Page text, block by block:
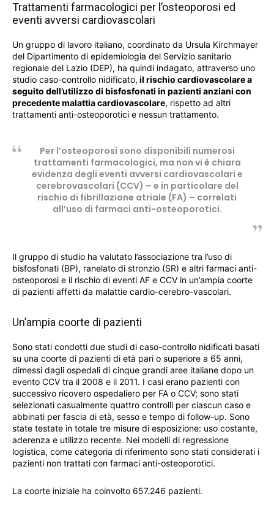
Trattamenti farmacologici per l’osteoporosi ed
eventi avversi cardiovascolari
Un gruppo di lavoro italiano, coordinato da Ursula Kirchmayer
del Dipartimento di epidemiologia del Servizio sanitario
regionale del Lazio (DEP), ha quindi indagato, attraverso uno
studio caso-controllo nidificato, il rischio cardiovascolare a
seguito dell’utilizzo di bisfosfonati in pazienti anziani con
precedente malattia cardiovascolare, rispetto ad altri
trattamenti anti-osteoporotici e nessun trattamento.
Per l’osteoporosi sono disponibili numerosi
trattamenti farmacologici, ma non vi è chiara
evidenza degli eventi avversi cardiovascolari e
cerebrovascolari (CCV) – e in particolare del
rischio di fibrillazione atriale (FA) – correlati
all’uso di farmaci anti-osteoporotici.
Il gruppo di studio ha valutato l’associazione tra l’uso di
bisfosfonati (BP), ranelato di stronzio (SR) e altri farmaci anti-
osteoporosi e il rischio di eventi AF e CCV in un’ampia coorte
di pazienti affetti da malattie cardio-cerebro-vascolari.
Un’ampia coorte di pazienti
Sono stati condotti due studi di caso-controllo nidificati basati
su una coorte di pazienti di età pari o superiore a 65 anni,
dimessi dagli ospedali di cinque grandi aree italiane dopo un
evento CCV tra il 2008 e il 2011. I casi erano pazienti con
successivo ricovero ospedaliero per FA o CCV; sono stati
selezionati casualmente quattro controlli per ciascun caso e
abbinati per fascia di età, sesso e tempo di follow-up. Sono
state testate in totale tre misure di esposizione: uso costante,
aderenza e utilizzo recente. Nei modelli di regressione
logistica, come categoria di riferimento sono stati considerati i
pazienti non trattati con farmaci anti-osteoporotici.
La coorte iniziale ha coinvolto 657.246 pazienti.